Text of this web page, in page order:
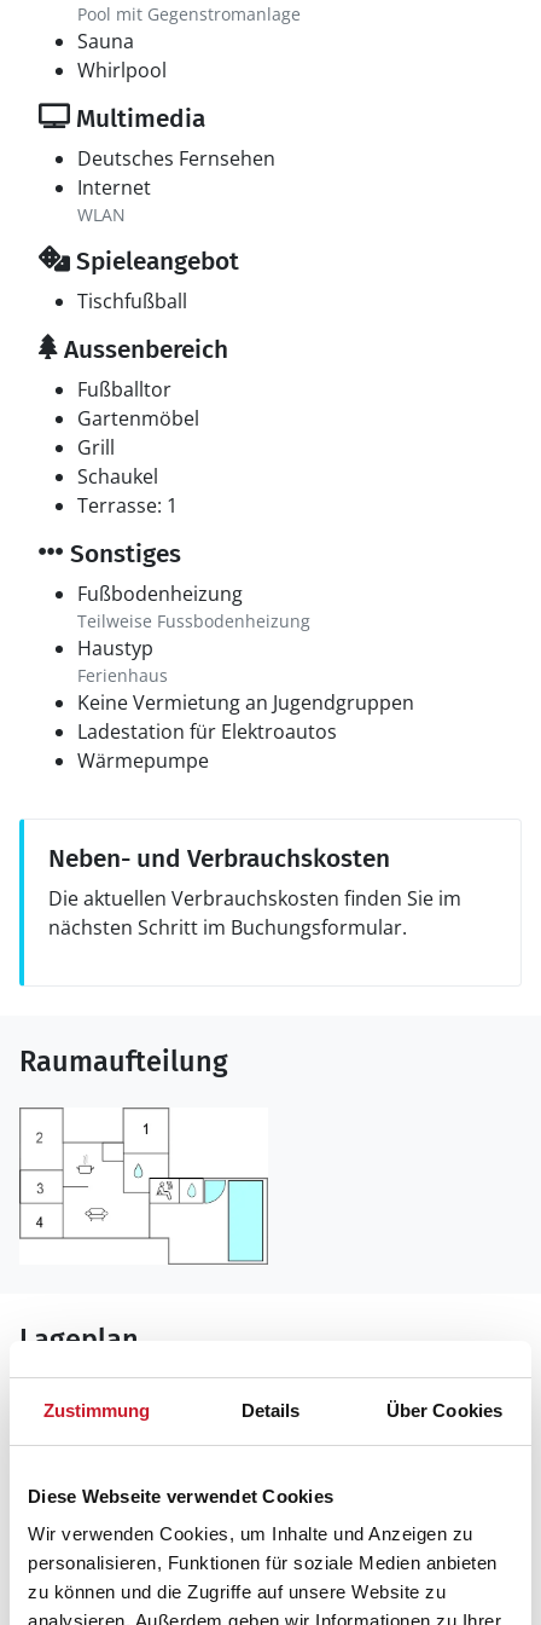
Zustimmung Details Über Cookies
Diese Webseite verwendet Cookies
Wir verwenden Cookies, um Inhalte und Anzeigen zu
personalisieren, Funktionen für soziale Medien anbieten
zu können und die Zugriffe auf unsere Website zu
analysieren. Außerdem geben wir Informationen zu Ihrer
Pool mit Gegenstromanlage
Sauna
Whirlpool
Multimedia
Deutsches Fernsehen
Internet
WLAN
Spieleangebot
Tischfußball
Aussenbereich
Fußballtor
Gartenmöbel
Grill
Schaukel
Terrasse: 1
Sonstiges
Fußbodenheizung
Teilweise Fussbodenheizung
Haustyp
Ferienhaus
Keine Vermietung an Jugendgruppen
Ladestation für Elektroautos
Wärmepumpe
Neben- und Verbrauchskosten
Die aktuellen Verbrauchskosten finden Sie im
nächsten Schritt im Buchungsformular.
Raumaufteilung
Lageplan
Adresse
Ferienhaus P42664